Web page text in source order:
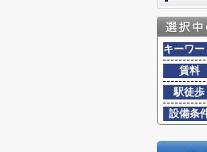
キーワー
賃料
駅徒歩
設備条